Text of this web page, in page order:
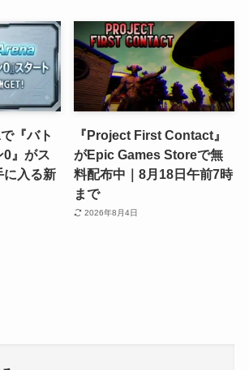
『バト
0』がス
に入る新
『Project First Contact』
がEpic Games Storeで無
料配布中｜8月18日午前7時
まで
2026年8月4日